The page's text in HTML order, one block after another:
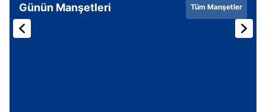
Günün Manşetleri Tüm Manşetler